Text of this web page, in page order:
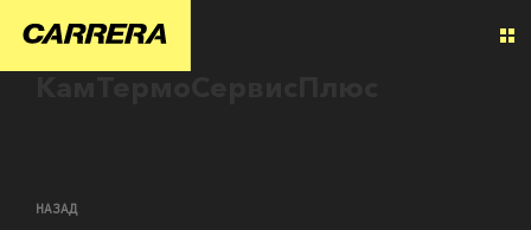
НАЗАД